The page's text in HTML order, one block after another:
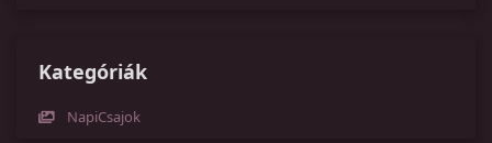
Kategóriák
NapiCsajok